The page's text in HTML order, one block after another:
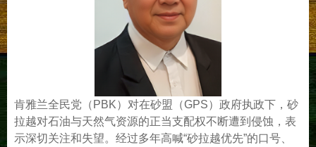
肯雅兰全民党（PBK）对在砂盟（GPS）政府执政下，砂
拉越对石油与天然气资源的正当支配权不断遭到侵蚀，表
示深切关注和失望。 经过多年高喊“砂拉越优先”的口号、